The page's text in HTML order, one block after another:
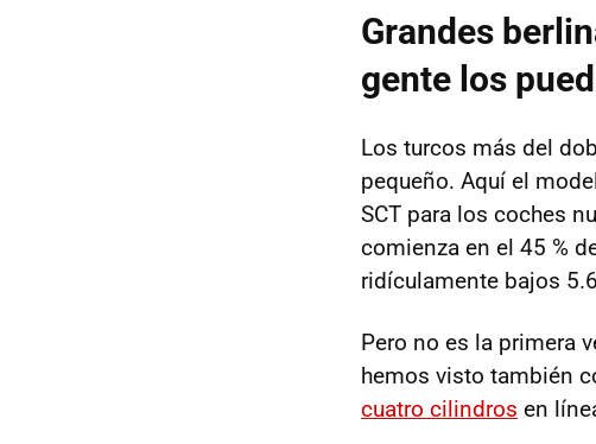
Grandes
gente los
Los turcos más del
pequeño. Aquí el
SCT para los coches
comienza en el 45 %
ridículamente bajos
Pero no es la primera
hemos visto también
cuatro cilindros en